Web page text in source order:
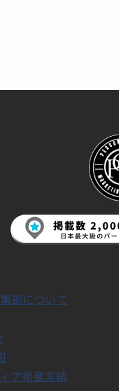
部について
ア掲載実績